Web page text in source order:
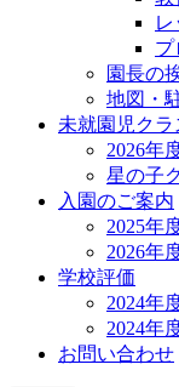
プ
園長の
地図・
未就園児クラ
2026年
星の子
入園のご案内
2025年
2026年
学校評価
2024年
2024年
お問い合わせ